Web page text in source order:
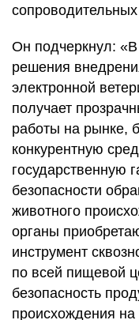
Он подчеркнул: «В
решения
электронной
получает
работы на рынке,
конкурентную
государственную
безопасности
животного
органы
инструмент
по всей пищевой
безопасность
происхождения на